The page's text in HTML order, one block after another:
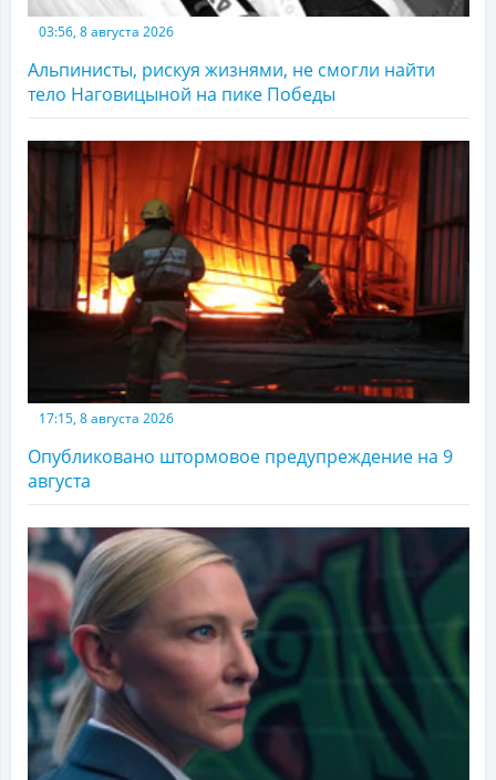
03:56, 8 августа 2026
Альпинисты, рискуя жизнями, не смогли найти
тело Наговицыной на пике Победы
17:15, 8 августа 2026
Опубликовано штормовое предупреждение на 9
августа